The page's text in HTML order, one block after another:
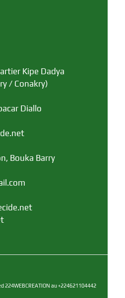
Kipe Dadya
/ Conakry)
Diallo
Bouka Barry
224WEBCREATION au +224621104442